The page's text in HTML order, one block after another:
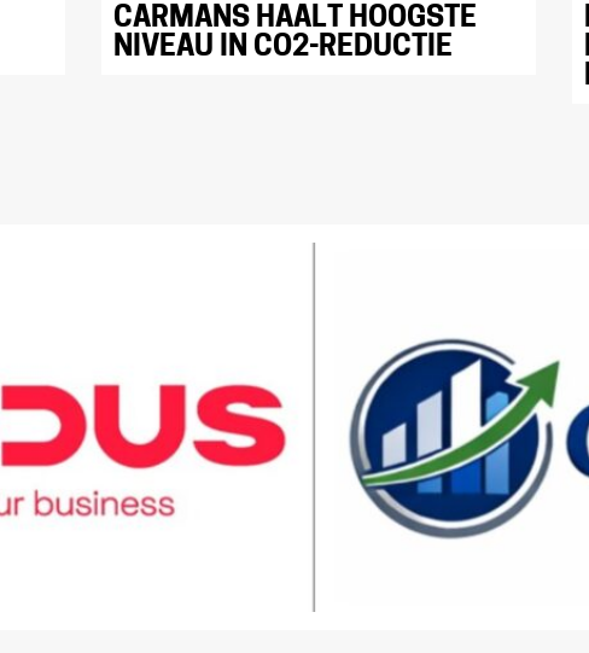
CARMANS HAALT HOOGSTE
NIVEAU IN CO2-REDUCTIE